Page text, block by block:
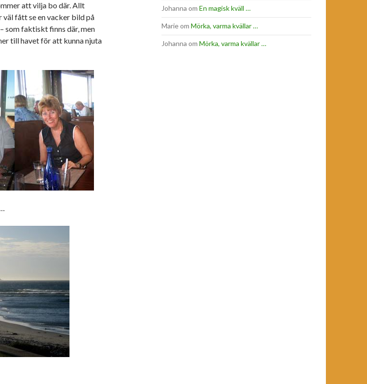
att vilja bo där. Allt
väl fått se en vacker bild på
som faktiskt finns där, men
till havet för att kunna njuta
Johanna om En magisk kväll …
Marieom Mörka, varma kvällar …
Johanna om Mörka, varma kvällar …